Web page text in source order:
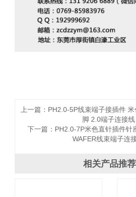
上一篇： PH2.0-5P线束端子接插件
脚 2.0端子连接线
下一篇： PH2.0-7P米色直针插件针
WAFER线束端子连
相关产品推荐